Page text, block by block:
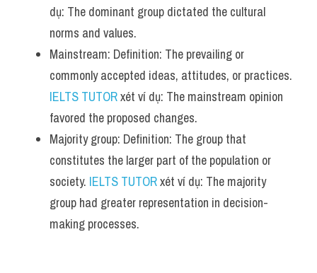
dụ: The dominant group dictated the cultural
norms and values.
Mainstream: Definition: The prevailing or
IELTS TUTOR xét ví dụ: The mainstream opinion
favored the proposed changes.
Majority group: Definition: The group that
constitutes the larger part of the population or
society. IELTS TUTOR xét ví dụ: The majority
group had greater representation in decision-
making processes.